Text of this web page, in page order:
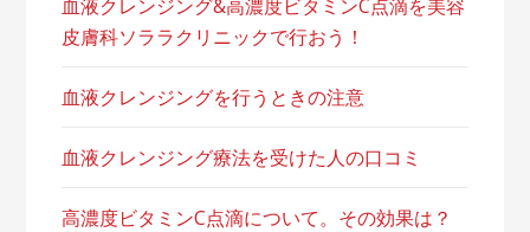
血液クレンジング&高濃度ビタミンC点滴を美容
皮膚科ソララクリニックで行おう！
血液クレンジングを行うときの注意
血液クレンジング療法を受けた人の口コミ
高濃度ビタミンC点滴について。その効果は？